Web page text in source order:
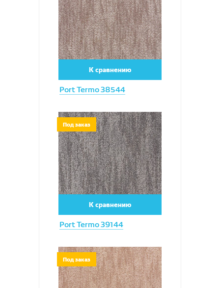
Port Termo 38544
К сравнению
Port Termo 39144
Под заказ Увеличить
К сравнению
Под заказ Увеличить